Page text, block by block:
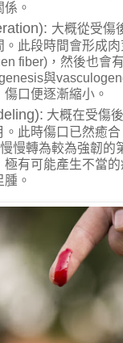
係 。
): 大概從受傷
。此段時間會形成
fiber)，然後也會
與
口便逐漸縮小。
大概在受傷
。此時傷口已然癒
慢轉為較為強韌的
極有可能產生不當
。